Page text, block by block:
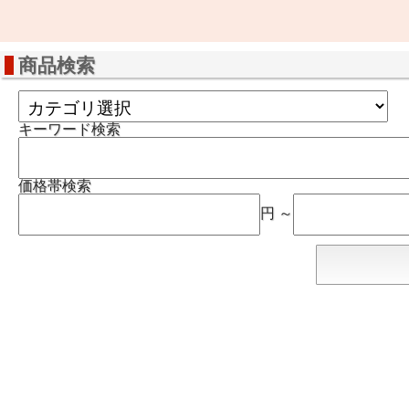
商品検索
キーワード検索
価格帯検索
円 ～